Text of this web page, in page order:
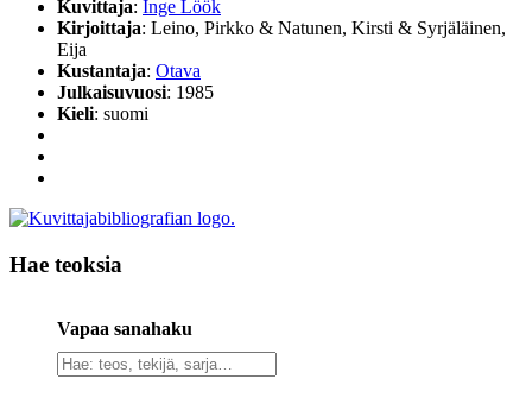
Kuvittaja: Inge Löök
Kirjoittaja: Leino, Pirkko & Natunen, Kirsti & Syrjäläinen,
Eija
Kustantaja: Otava
Julkaisuvuosi: 1985
Kieli: suomi
Hae teoksia
Vapaa sanahaku
Vapaa
sanahaku